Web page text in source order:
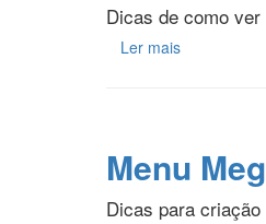
Dicas de como
Ler mais
Menu
Dicas para